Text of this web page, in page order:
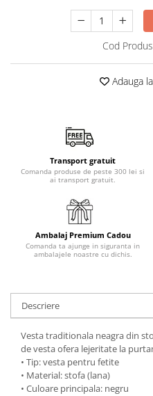
Cod
Adauga
Transport gratuit
Comanda produse de peste 300 lei si
ai transport gratuit.
Ambalaj Premium Cadou
Comanda ta ajunge in siguranta in
ambalajele noastre cu dichis.
Descriere
Vesta traditionala neagra din
de vesta ofera lejeritate la
• Tip: vesta pentru fetite
• Material: stofa (lana)
• Culoare principala: negru